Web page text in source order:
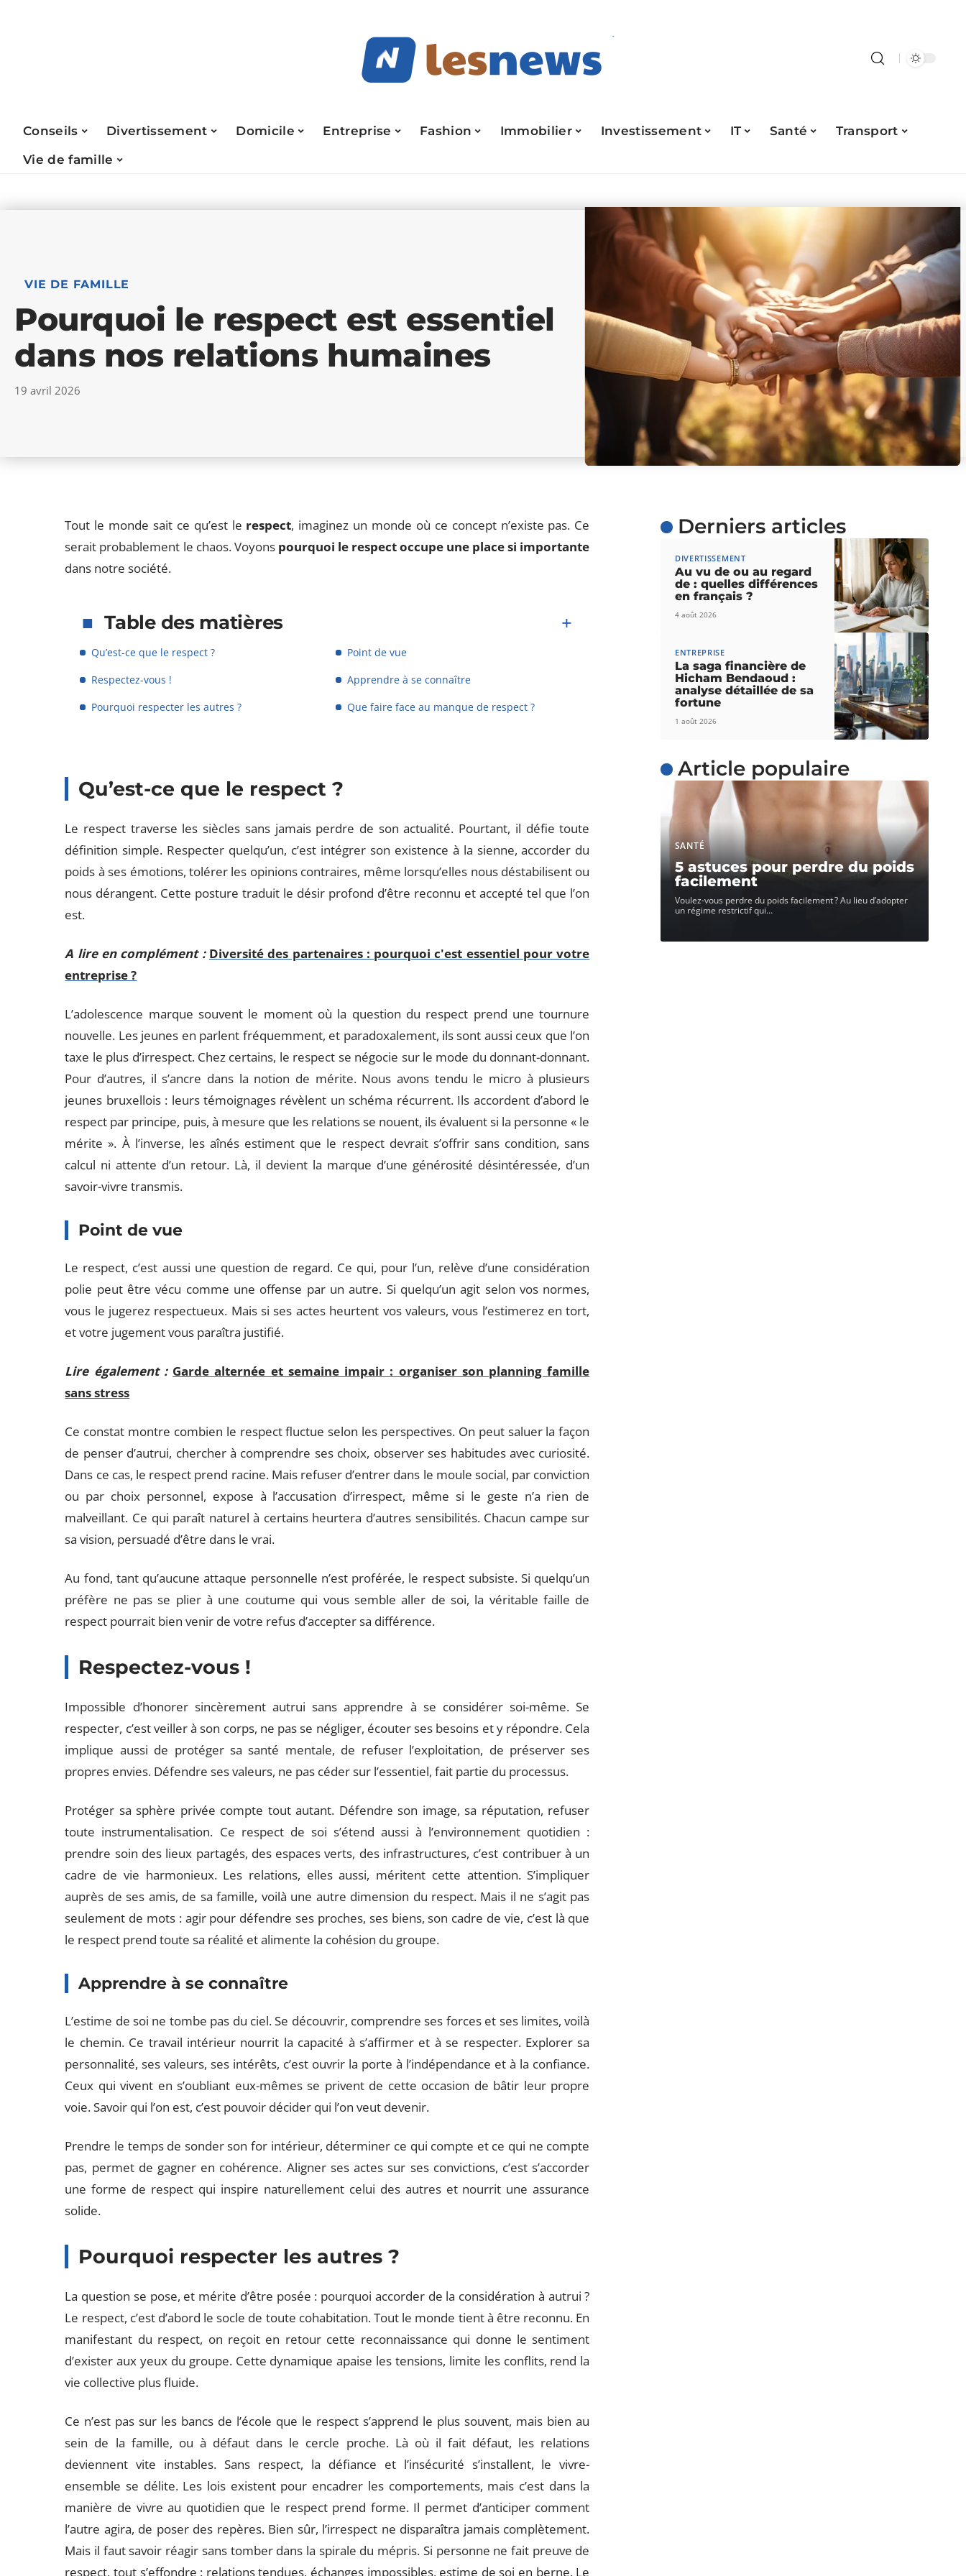
Conseils Divertissement Domicile Entreprise Fashion Immobilier Investissement IT Santé
Transport
Vie de famille
VIE DE FAMILLE
Pourquoi le respect est essentiel
dans nos relations humaines
19 avril 2026
Tout le monde sait ce qu’est le respect, imaginez un monde où ce concept n’existe pas. Ce
serait probablement le chaos. Voyons pourquoi le respect occupe une place si importante
dans notre société.
Table des matières
Qu’est-ce que le respect ?
Point de vue
Respectez-vous !
Apprendre à se connaître
Pourquoi respecter les autres ?
Que faire face au manque de respect ?
Qu’est-ce que le respect ?
Le respect traverse les siècles sans jamais perdre de son actualité. Pourtant, il défie toute
définition simple. Respecter quelqu’un, c’est intégrer son existence à la sienne, accorder du
poids à ses émotions, tolérer les opinions contraires, même lorsqu’elles nous déstabilisent ou
nous dérangent. Cette posture traduit le désir profond d’être reconnu et accepté tel que l’on
est.
A lire en complément : Diversité des partenaires : pourquoi c'est essentiel pour votre
entreprise ?
L’adolescence marque souvent le moment où la question du respect prend une tournure
nouvelle. Les jeunes en parlent fréquemment, et paradoxalement, ils sont aussi ceux que l’on
taxe le plus d’irrespect. Chez certains, le respect se négocie sur le mode du donnant-donnant.
Pour d’autres, il s’ancre dans la notion de mérite. Nous avons tendu le micro à plusieurs
jeunes bruxellois : leurs témoignages révèlent un schéma récurrent. Ils accordent d’abord le
respect par principe, puis, à mesure que les relations se nouent, ils évaluent si la personne « le
mérite ». À l’inverse, les aînés estiment que le respect devrait s’offrir sans condition, sans
calcul ni attente d’un retour. Là, il devient la marque d’une générosité désintéressée, d’un
savoir-vivre transmis.
Point de vue
Le respect, c’est aussi une question de regard. Ce qui, pour l’un, relève d’une considération
polie peut être vécu comme une offense par un autre. Si quelqu’un agit selon vos normes,
vous le jugerez respectueux. Mais si ses actes heurtent vos valeurs, vous l’estimerez en tort,
et votre jugement vous paraîtra justifié.
Lire également : Garde alternée et semaine impair : organiser son planning famille
sans stress
Ce constat montre combien le respect fluctue selon les perspectives. On peut saluer la façon
de penser d’autrui, chercher à comprendre ses choix, observer ses habitudes avec curiosité.
Dans ce cas, le respect prend racine. Mais refuser d’entrer dans le moule social, par conviction
ou par choix personnel, expose à l’accusation d’irrespect, même si le geste n’a rien de
malveillant. Ce qui paraît naturel à certains heurtera d’autres sensibilités. Chacun campe sur
sa vision, persuadé d’être dans le vrai.
Au fond, tant qu’aucune attaque personnelle n’est proférée, le respect subsiste. Si quelqu’un
préfère ne pas se plier à une coutume qui vous semble aller de soi, la véritable faille de
respect pourrait bien venir de votre refus d’accepter sa différence.
Respectez-vous !
Impossible d’honorer sincèrement autrui sans apprendre à se considérer soi-même. Se
respecter, c’est veiller à son corps, ne pas se négliger, écouter ses besoins et y répondre. Cela
implique aussi de protéger sa santé mentale, de refuser l’exploitation, de préserver ses
propres envies. Défendre ses valeurs, ne pas céder sur l’essentiel, fait partie du processus.
Protéger sa sphère privée compte tout autant. Défendre son image, sa réputation, refuser
toute instrumentalisation. Ce respect de soi s’étend aussi à l’environnement quotidien :
prendre soin des lieux partagés, des espaces verts, des infrastructures, c’est contribuer à un
cadre de vie harmonieux. Les relations, elles aussi, méritent cette attention. S’impliquer
auprès de ses amis, de sa famille, voilà une autre dimension du respect. Mais il ne s’agit pas
seulement de mots : agir pour défendre ses proches, ses biens, son cadre de vie, c’est là que
le respect prend toute sa réalité et alimente la cohésion du groupe.
Apprendre à se connaître
L’estime de soi ne tombe pas du ciel. Se découvrir, comprendre ses forces et ses limites, voilà
le chemin. Ce travail intérieur nourrit la capacité à s’affirmer et à se respecter. Explorer sa
personnalité, ses valeurs, ses intérêts, c’est ouvrir la porte à l’indépendance et à la confiance.
Ceux qui vivent en s’oubliant eux-mêmes se privent de cette occasion de bâtir leur propre
voie. Savoir qui l’on est, c’est pouvoir décider qui l’on veut devenir.
Prendre le temps de sonder son for intérieur, déterminer ce qui compte et ce qui ne compte
pas, permet de gagner en cohérence. Aligner ses actes sur ses convictions, c’est s’accorder
une forme de respect qui inspire naturellement celui des autres et nourrit une assurance
solide.
Pourquoi respecter les autres ?
La question se pose, et mérite d’être posée : pourquoi accorder de la considération à autrui ?
Le respect, c’est d’abord le socle de toute cohabitation. Tout le monde tient à être reconnu. En
manifestant du respect, on reçoit en retour cette reconnaissance qui donne le sentiment
d’exister aux yeux du groupe. Cette dynamique apaise les tensions, limite les conflits, rend la
vie collective plus fluide.
Ce n’est pas sur les bancs de l’école que le respect s’apprend le plus souvent, mais bien au
sein de la famille, ou à défaut dans le cercle proche. Là où il fait défaut, les relations
deviennent vite instables. Sans respect, la défiance et l’insécurité s’installent, le vivre-
ensemble se délite. Les lois existent pour encadrer les comportements, mais c’est dans la
manière de vivre au quotidien que le respect prend forme. Il permet d’anticiper comment
l’autre agira, de poser des repères. Bien sûr, l’irrespect ne disparaîtra jamais complètement.
Mais il faut savoir réagir sans tomber dans la spirale du mépris. Si personne ne fait preuve de
respect, tout s’effondre : relations tendues, échanges impossibles, estime de soi en berne. Le
Derniers articles
DIVERTISSEMENT
Au vu de ou au regard
de : quelles différences
en français ?
4 août 2026
ENTREPRISE
La saga financière de
Hicham Bendaoud :
analyse détaillée de sa
fortune
1 août 2026
Article populaire
SANTÉ
5 astuces pour perdre du poids
facilement
Voulez-vous perdre du poids facilement ? Au lieu d’adopter
un régime restrictif qui…